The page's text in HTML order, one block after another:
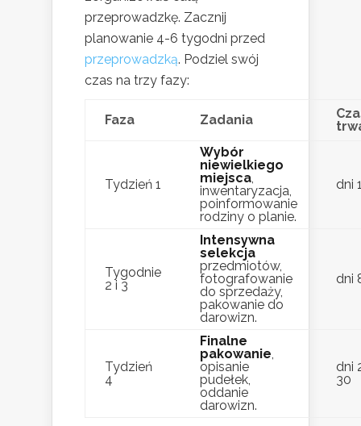
przeprowadzkę. Zacznij
planowanie 4-6 tygodni przed
przeprowadzką. Podziel swój
czas na trzy fazy:
Faza Zadania
Tydzień 1
Wybór
niewielkiego
miejsca
inwentaryzacja,
poinformowanie
rodziny o planie.
dni
Tygodnie
2 i 3
Intensywna
selekcja
przedmiotów,
fotografowanie
do sprzedaży,
pakowanie do
darowizn.
dni
Tydzień
4
Finalne
pakowanie
opisanie
pudełek,
oddanie
darowizn.
dni
30